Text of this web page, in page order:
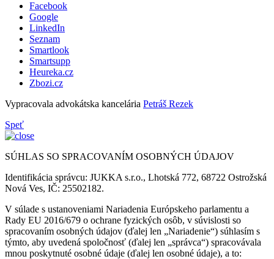
Facebook
Google
LinkedIn
Seznam
Smartlook
Smartsupp
Heureka.cz
Zbozi.cz
Vypracovala advokátska kancelária Petráš Rezek
Speť
SÚHLAS SO SPRACOVANÍM OSOBNÝCH ÚDAJOV
Identifikácia správcu: JUKKA s.r.o., Lhotská 772, 68722 Ostrožská
Nová Ves, IČ: 25502182.
V súlade s ustanoveniami Nariadenia Európskeho parlamentu a
Rady EU 2016/679 o ochrane fyzických osôb, v súvislosti so
spracovaním osobných údajov (ďalej len „Nariadenie“) súhlasím s
týmto, aby uvedená spoločnosť (ďalej len „správca“) spracovávala
mnou poskytnuté osobné údaje (ďalej len osobné údaje), a to: